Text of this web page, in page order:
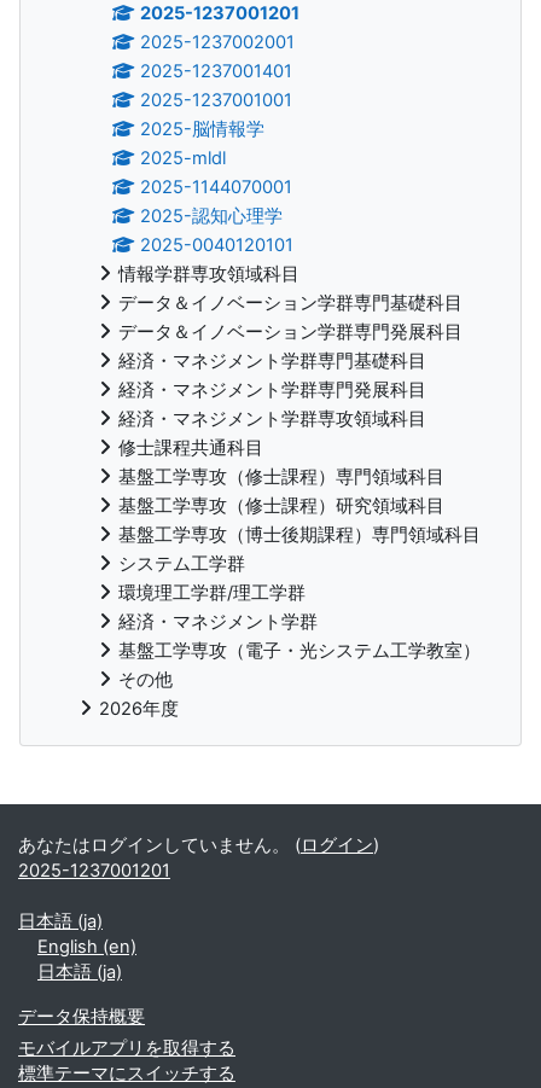
2025-1237001201
2025-1237002001
2025-1237001401
2025-1237001001
2025-脳情報学
2025-mldl
2025-1144070001
2025-認知心理学
2025-0040120101
情報学群専攻領域科目
データ＆イノベーション学群専門基礎科目
データ＆イノベーション学群専門発展科目
経済・マネジメント学群専門基礎科目
経済・マネジメント学群専門発展科目
経済・マネジメント学群専攻領域科目
修士課程共通科目
基盤工学専攻（修士課程）専門領域科目
基盤工学専攻（修士課程）研究領域科目
基盤工学専攻（博士後期課程）専門領域科目
システム工学群
環境理工学群/理工学群
経済・マネジメント学群
基盤工学専攻（電子・光システム工学教室）
その他
2026年度
補助ブロック
あなたはログインしていません。 (ログイン)
2025-1237001201
日本語 ‎(ja)‎
English ‎(en)‎
日本語 ‎(ja)‎
データ保持概要
モバイルアプリを取得する
標準テーマにスイッチする